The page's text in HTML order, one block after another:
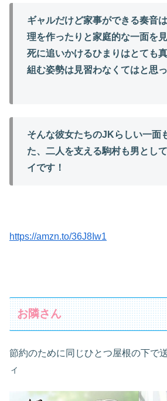
ギャルだけど家事ができる奏音
理を作ったりと家庭的な一面を
死に追いかけるひまりはとても
組む姿勢は見習わなくてはと思
そんな彼女たちのJKらしい一面
た、二人を支える駒村も男とし
イです！
https://amzn.to/36J8Iw1
お隣さん
節約のために同じひとつ屋根の下で
ィ